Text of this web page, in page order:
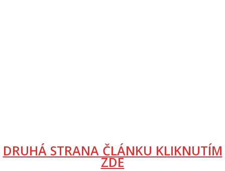
DRUHÁ STRANA ČLÁNKU KLIKNUTÍM
ZDE